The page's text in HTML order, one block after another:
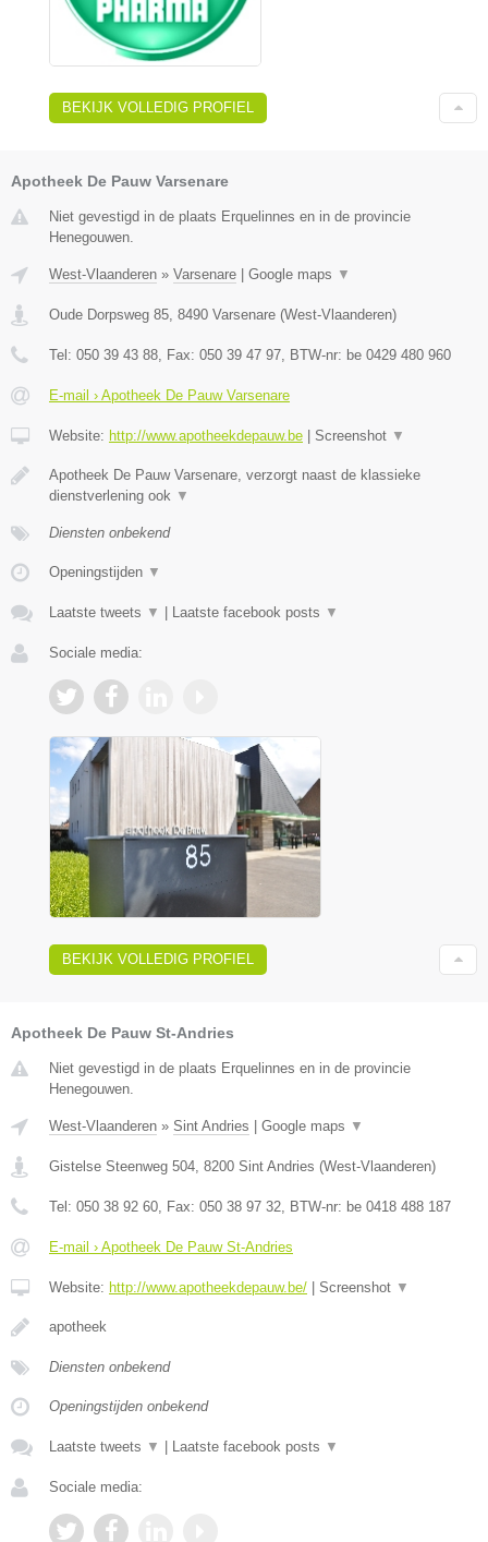
BEKIJK VOLLEDIG PROFIEL
Apotheek De Pauw Varsenare
Niet gevestigd in de plaats Erquelinnes en in de provincie
Henegouwen.
West-Vlaanderen » Varsenare Google maps ▼
Oude Dorpsweg 85 8490 Varsenare (West-Vlaanderen)
Tel: 050 39 43 88 , Fax: 050 39 47 97 , BTW-nr: be 0429 480 960
E-mail › Apotheek De Pauw Varsenare
Website: http://www.apotheekdepauw.be Screenshot ▼
Apotheek De Pauw Varsenare, verzorgt naast de klassieke
dienstverlening ook ▼
Diensten onbekend
Openingstijden ▼
Laatste tweets ▼ Laatste facebook posts ▼
Sociale media:
BEKIJK VOLLEDIG PROFIEL
Apotheek De Pauw St-Andries
Niet gevestigd in de plaats Erquelinnes en in de provincie
Henegouwen.
West-Vlaanderen » Sint Andries | Google maps ▼
Gistelse Steenweg 504 8200 Sint Andries (West-Vlaanderen)
Tel: 050 38 92 60 , Fax: 050 38 97 32 , BTW-nr: be 0418 488 187
E-mail › Apotheek De Pauw St-Andries
Website: http://www.apotheekdepauw.be/ | Screenshot ▼
apotheek
Diensten onbekend
Openingstijden onbekend
Laatste tweets ▼ | Laatste facebook posts ▼
Sociale media: